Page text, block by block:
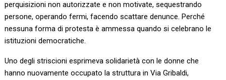
perquisizioni non autorizzate e non motivate, sequestrando
persone, operando fermi, facendo scattare denunce. Perché
nessuna forma di protesta è ammessa quando si celebrano le
istituzioni democratiche.
Uno degli striscioni esprimeva solidarietà con le donne che
hanno nuovamente occupato la struttura in Via Gribaldi,